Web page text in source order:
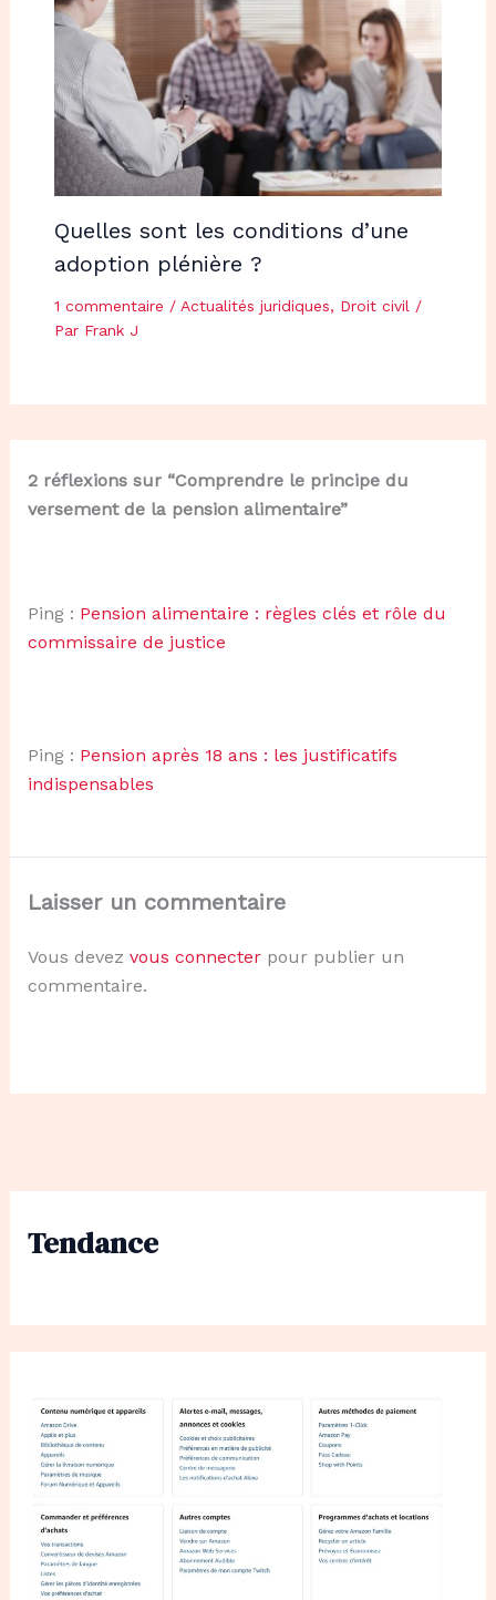
Tendance
Quelles sont les conditions d’une
adoption plénière ?
1 commentaire / Actualités juridiques, Droit civil/
Par Frank J
2 réflexions sur “Comprendre le principe du
versement de la pension alimentaire”
Ping : Pension alimentaire : règles clés et rôle du
commissaire de justice
Ping : Pension après 18 ans : les justificatifs
indispensables
Laisser un commentaire
Vous devez vous connecterpour publier un
commentaire.